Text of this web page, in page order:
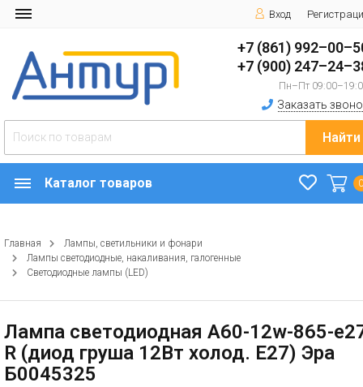
Вход
+7 (861)
+7 (900)
Пн–Пт
Заказать
Найти
Каталог товаров
Главная
Лампы, светильники и фонари
Лампы светодиодные, накаливания, галогенные
Светодиодные лампы (LED)
Лампа светодиодная A60-12w-865-
R (диод груша 12Вт холод. E27) Эра
Б0045325